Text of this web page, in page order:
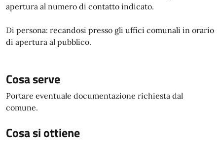
apertura al numero di contatto indicato.
Di persona: recandosi presso gli uffici comunali in orario
di apertura al pubblico.
Cosa serve
Portare eventuale documentazione richiesta dal
comune.
Cosa si ottiene